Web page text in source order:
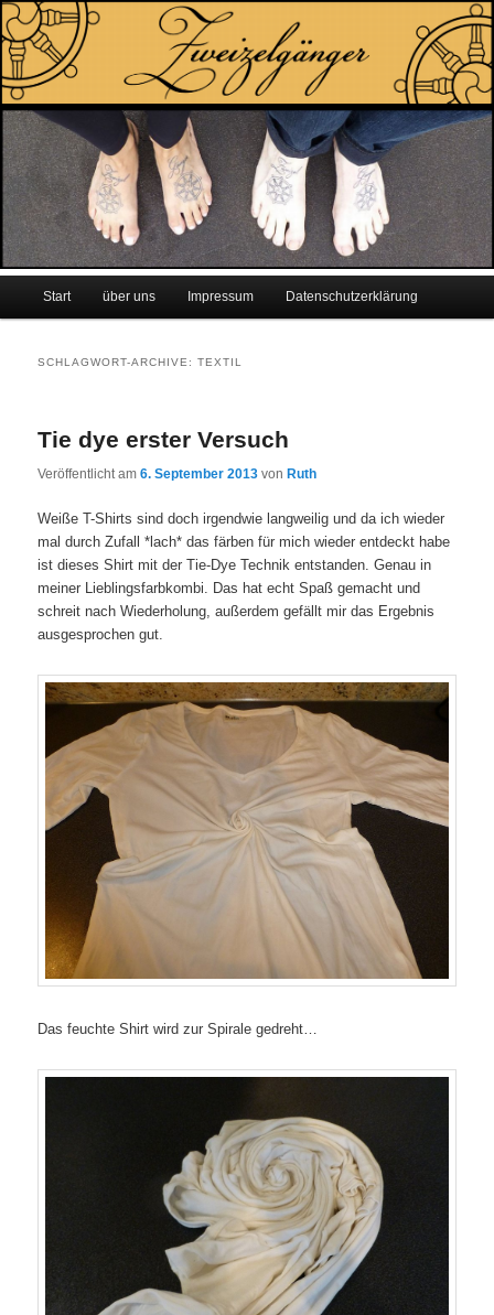
Zum
Inhalt
wechseln
Zum
sekundären
Inhalt
wechseln
Hauptmenü
Start über uns Impressum Datenschutzerklärung
SCHLAGWORT-ARCHIVE:TEXTIL
Tie dye erster Versuch
Veröffentlicht am6. September 2013 vonRuth
Weiße T-Shirts sind doch irgendwie langweilig und da ich wieder
mal durch Zufall *lach* das färben für mich wieder entdeckt habe
ist dieses Shirt mit der Tie-Dye Technik entstanden. Genau in
meiner Lieblingsfarbkombi. Das hat echt Spaß gemacht und
schreit nach Wiederholung, außerdem gefällt mir das Ergebnis
ausgesprochen gut.
Das feuchte Shirt wird zur Spirale gedreht…